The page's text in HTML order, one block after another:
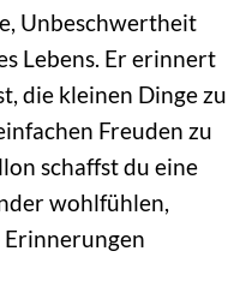
Unbeschwertheit
Lebens. Er erinnert
die kleinen Dinge zu
Freuden zu
schaffst du eine
wohlfühlen,
Erinnerungen